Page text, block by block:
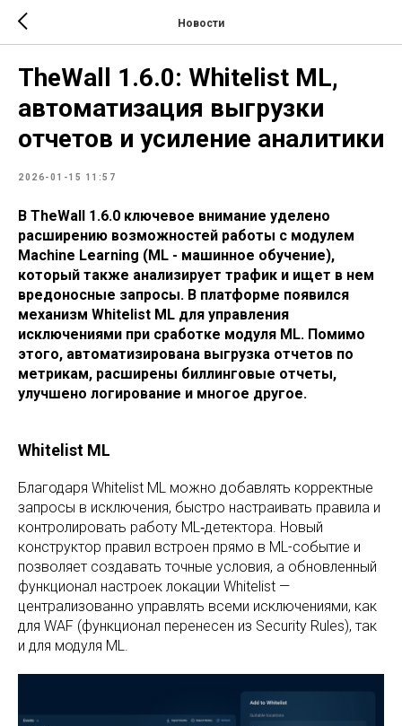
Новости
TheWall 1.6.0: Whitelist ML,
автоматизация выгрузки
отчетов и усиление аналитики
2026-01-15 11:57
В TheWall 1.6.0 ключевое внимание уделено
расширению возможностей работы с модулем
Machine Learning (ML - машинное обучение),
который также анализирует трафик и ищет в нем
вредоносные запросы. В платформе появился
механизм Whitelist ML для управления
исключениями при сработке модуля ML. Помимо
этого, автоматизирована выгрузка отчетов по
метрикам, расширены биллинговые отчеты,
улучшено логирование и многое другое.
Whitelist ML
Благодаря Whitelist ML можно добавлять корректные
запросы в исключения, быстро настраивать правила и
контролировать работу ML‑детектора. Новый
конструктор правил встроен прямо в ML-событие и
позволяет создавать точные условия, а обновленный
функционал настроек локации Whitelist —
централизованно управлять всеми исключениями, как
для WAF (функционал перенесен из Security Rules), так
и для модуля ML.